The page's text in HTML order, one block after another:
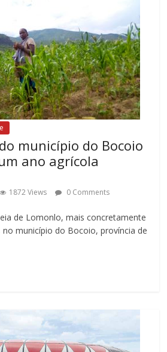
município do Bocoio
ano agrícola
1872 Views 0 Comments
de Lomonlo, mais concretamente
município do Bocoio, província de